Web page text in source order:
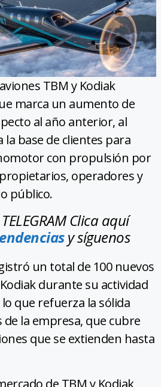
TBM y Kodiak
marca un aumento de
al año anterior, al
base de clientes para
con propulsión por
operadores y
público.
Clica aquí
y síguenos
un total de 100 nuevos
durante su actividad
que refuerza la sólida
la empresa, que cubre
que se extienden hasta